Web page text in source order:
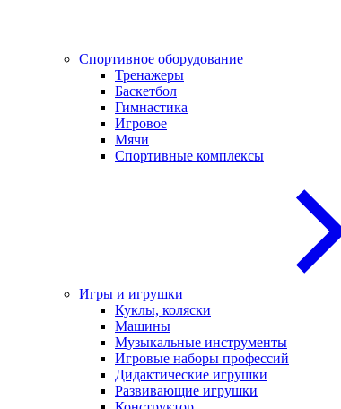
Спортивное оборудование
Тренажеры
Баскетбол
Гимнастика
Игровое
Мячи
Спортивные комплексы
Игры и игрушки
Куклы, коляски
Машины
Музыкальные инструменты
Игровые наборы профессий
Дидактические игрушки
Развивающие игрушки